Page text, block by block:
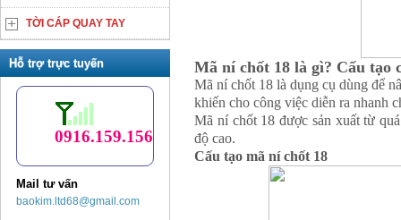
Mã ní chốt 18 là gì? Cấu tạo
Mã ní chốt 18 là dụng cụ dùng để
khiến cho công việc diễn ra nhanh
Mã ní chốt 18 được sản xuất từ
độ cao.
Cấu tạo mã ní chốt 18
TỜI CÁP QUAY TAY
Hỗ trợ trực tuyến
0916.159.156
Mail tư vấn
baokim.ltd68@gmail.com